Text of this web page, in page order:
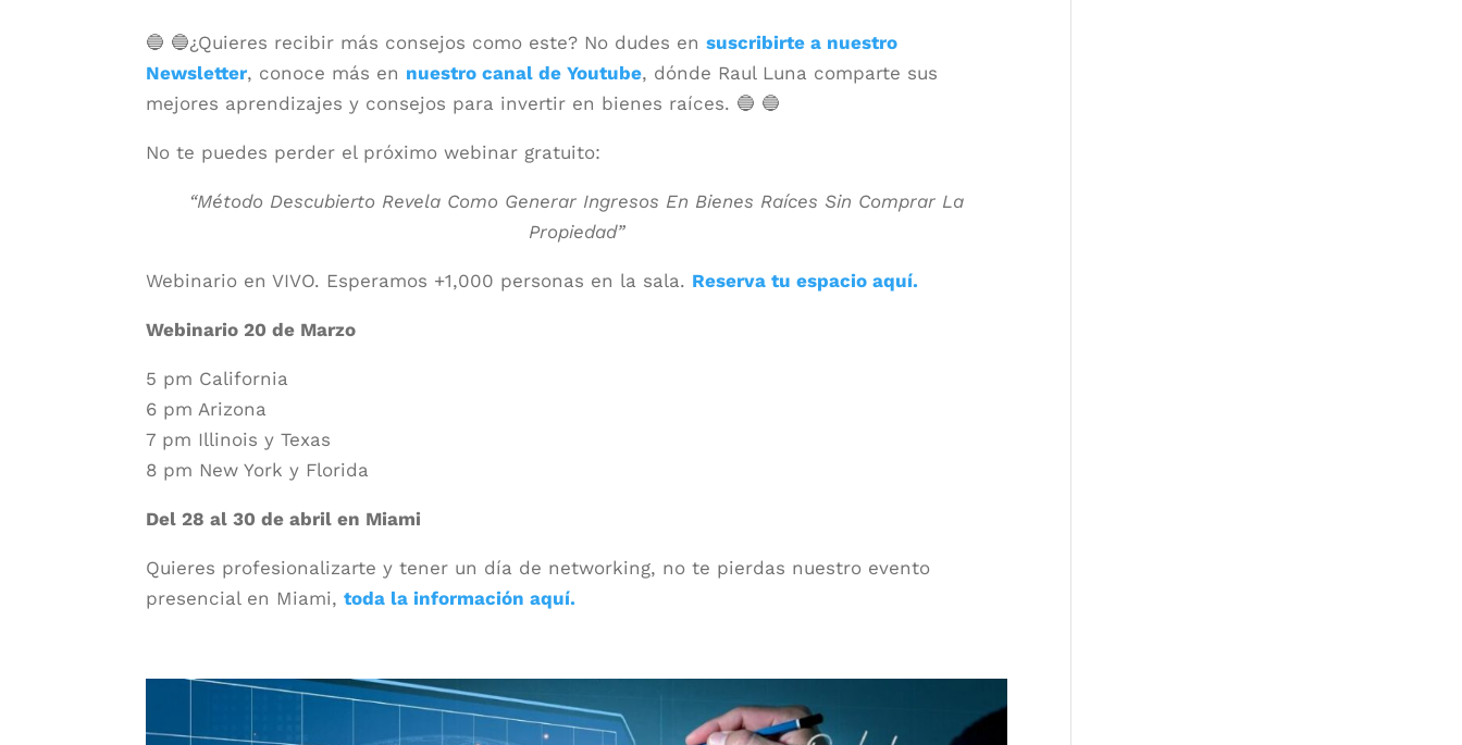
🔵 🔵¿Quieres recibir más consejos como este? No dudes ensuscribirte a nuestro
Newsletter, conoce más en nuestro canal de Youtube, dónde Raul Luna comparte sus
mejores aprendizajes y consejos para invertir en bienes raíces. 🔵 🔵
No te puedes perder el próximo webinar gratuito:
“Método Descubierto Revela Como Generar Ingresos En Bienes Raíces Sin Comprar La
Propiedad”
Webinario en VIVO. Esperamos +1,000 personas en la sala. Reserva tu espacio aquí.
Webinario 20 de Marzo
5 pm California
6 pm Arizona
7 pm Illinois y Texas
8 pm New York y Florida
Del 28 al 30 de abril en Miami
Quieres profesionalizarte y tener un día de networking, no te pierdas nuestro evento
presencial en Miami,toda la información aquí.